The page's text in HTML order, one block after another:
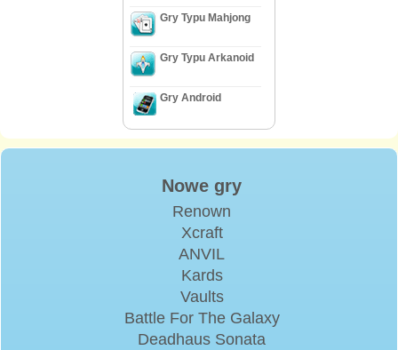
Gry Typu Mahjong
Gry Typu Arkanoid
Gry Android
Nowe gry
Renown
Xcraft
ANVIL
Kards
Vaults
Battle For The Galaxy
Deadhaus Sonata